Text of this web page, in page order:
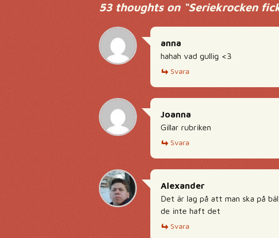
53 thoughts on “Seriekrocken
anna
hahah vad gullig <3
Svara
Joanna
Gillar rubriken
Svara
Alexander
Det är lag på att man ska på
de inte haft det
Svara